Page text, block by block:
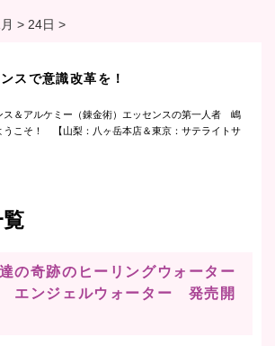
> 24日 >
スで意識改革を！
ス＆アルケミー（錬金術）エッセンスの第一人者 嶋
うこそ！ 【山梨：八ヶ岳本店＆東京：サテライトサ
の奇跡のヒーリングウォーター
エンジェルウォーター 発売開